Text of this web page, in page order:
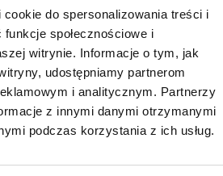
do spersonalizowania treści i
społecznościowe i
witrynie. Informacje o tym, jak
udostępniamy partnerom
i analitycznym. Partnerzy
z innymi danymi otrzymanymi
podczas korzystania z ich usług.